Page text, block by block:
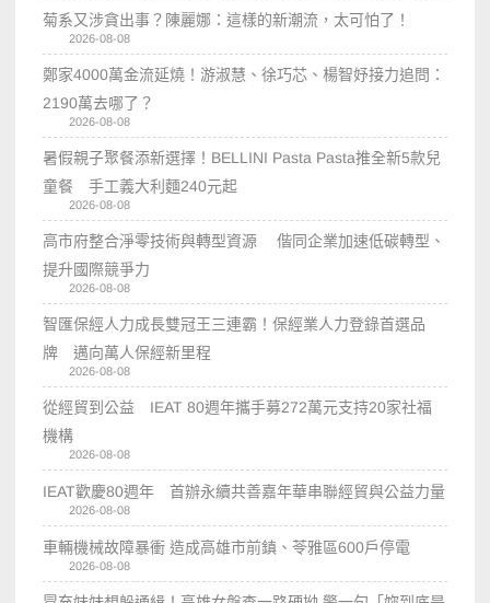
菊系又涉貪出事？陳麗娜：這樣的新潮流，太可怕了！
2026-08-08
鄭家4000萬金流延燒！游淑慧、徐巧芯、楊智妤接力追問：
2190萬去哪了？
2026-08-08
暑假親子聚餐添新選擇！BELLINI Pasta Pasta推全新5款兒
童餐 手工義大利麵240元起
2026-08-08
高市府整合淨零技術與轉型資源 偕同企業加速低碳轉型、
提升國際競爭力
2026-08-08
智匯保經人力成長雙冠王三連霸！保經業人力登錄首選品
牌 邁向萬人保經新里程
2026-08-08
從經貿到公益 IEAT 80週年攜手募272萬元支持20家社福
機構
2026-08-08
IEAT歡慶80週年 首辦永續共善嘉年華串聯經貿與公益力量
2026-08-08
車輛機械故障暴衝 造成高雄市前鎮、苓雅區600戶停電
2026-08-08